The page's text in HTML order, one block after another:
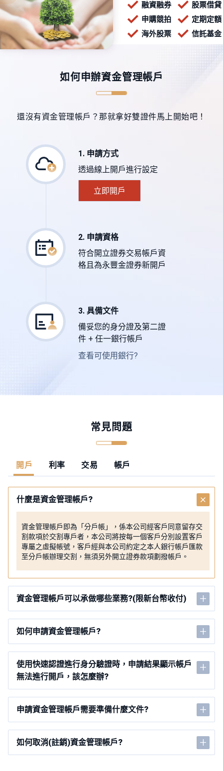
融資融券
股票借貸
申購競拍
定期定額
海外股票
信託基金
如何申辦資金管理帳戶
還沒有資金管理帳戶？那就拿好雙證件馬上開始吧！
1. 申請方式
透過線上開戶進行設定
立即開戶
2. 申請資格
符合開立證券交易帳戶資
格且為永豐金證券新開戶
3. 具備文件
備妥您的身分證及第二證
件 + 任一銀行帳戶
查看可使用銀行?
常見問題
開戶 利率 交易 帳戶
+
什麼是資金管理帳戶?
資金管理帳戶即為「分戶帳」，係本公司經客戶同意留存交
割款項於交割專戶者，本公司將按每一個客戶分別設置客戶
專屬之虛擬帳號，客戶經與本公司約定之本人銀行帳戶匯款
至分戶帳辦理交割，無須另外開立證券款項劃撥帳戶。
+
資金管理帳戶可以承做哪些業務?(限新台幣收付)
+
如何申請資金管理帳戶?
+
使用快速認證進行身分驗證時，申請結果顯示帳戶
無法進行開戶，該怎麼辦?
+
申請資金管理帳戶需要準備什麼文件?
+
如何取消(註銷)資金管理帳戶?